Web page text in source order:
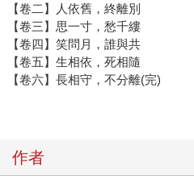
【卷二】人依舊，終離別
【卷三】思一寸，愁千縷
【卷四】笑問月，誰與共
【卷五】生相依，死相隨
【卷六】長相守，不分離(完)
作者